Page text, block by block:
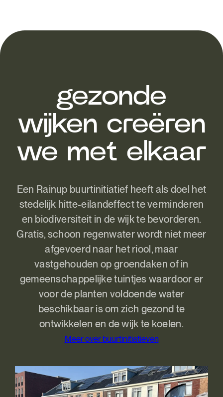
gezonde
wijken creëren
we met elkaar
Een Rainup buurtinitiatief heeft als doel het
stedelijk hitte-eilandeffect te verminderen
en biodiversiteit in de wijk te bevorderen.
Gratis, schoon regenwater wordt niet meer
afgevoerd naar het riool, maar
vastgehouden op groendaken of in
gemeenschappelijke tuintjes waardoor er
voor de planten voldoende water
beschikbaar is om zich gezond te
ontwikkelen en de wijk te koelen.
Meer over buurtinitiatieven